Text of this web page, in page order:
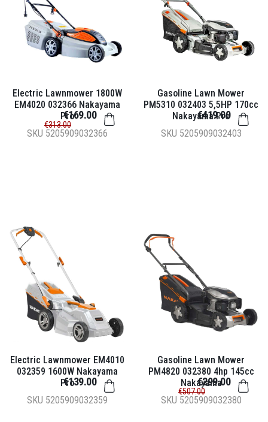
Electric Lawnmower 1800W
EM4020 032366 Nakayama
Pro
SKU 5205909032366
€313.00
€169.00
Gasoline Lawn Mower
PM5310 032403 5,5HP 170cc
Nakayama Pro
SKU 5205909032403
€419.00
Electric Lawnmower EM4010
032359 1600W Nakayama
Pro
SKU 5205909032359
€139.00
Gasoline Lawn Mower
PM4820 032380 4hp 145cc
Nakayama
SKU 5205909032380
€507.00
€299.00